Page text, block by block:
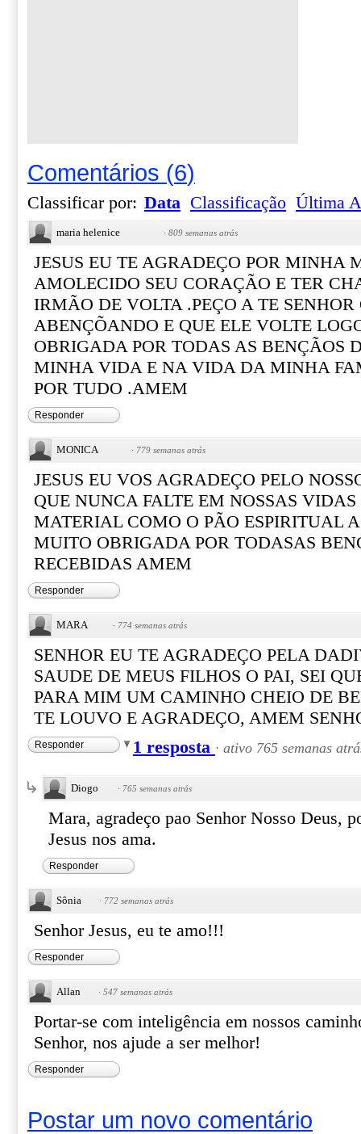
Comentários (6)
Classificar por: Data Classificação Última
maria helenice · 809 semanas atrás
JESUS EU TE AGRADEÇO POR MINHA
AMOLECIDO SEU CORAÇÃO E TER
IRMÃO DE VOLTA .PEÇO A TE
ABENÇÕANDO E QUE ELE VOLTE
OBRIGADA POR TODAS AS BENÇÃOS
MINHA VIDA E NA VIDA DA MINHA
POR TUDO .AMEM
Responder
MONICA · 779 semanas atrás
JESUS EU VOS AGRADEÇO PELO
QUE NUNCA FALTE EM NOSSAS
MATERIAL COMO O PÃO ESPIRITUAL
MUITO OBRIGADA POR TODASAS
RECEBIDAS AMEM
Responder
MARA · 774 semanas atrás
SENHOR EU TE AGRADEÇO PELA
SAUDE DE MEUS FILHOS O PAI, SEI
PARA MIM UM CAMINHO CHEIO DE
TE LOUVO E AGRADEÇO, AMEM
Responder 1 resposta · ativo 765 semanas
Diogo · 765 semanas atrás
Mara, agradeço pao Senhor Nosso Deus,
Jesus nos ama.
Responder
Sônia · 772 semanas atrás
Senhor Jesus, eu te amo!!!
Responder
Allan · 547 semanas atrás
Portar-se com inteligência em nossos
Senhor, nos ajude a ser melhor!
Responder
Postar um novo comentário